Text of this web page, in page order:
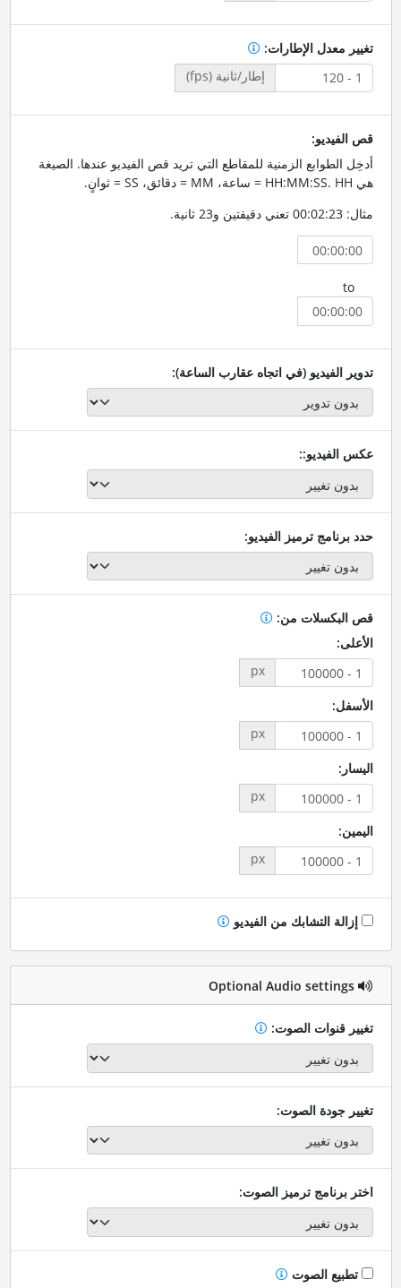
تغيير معدل الإطارات:
إطار/ثانية (fps)
قص الفيديو:
أدخِل الطوابع الزمنية للمقاطع التي تريد قص الفيديو عندها. الصيغة
هي HH:MM:SS. HH = ساعة، MM = دقائق، SS = ثوانٍ.
مثال: 00:02:23 تعني دقيقتين و23 ثانية.
to
تدوير الفيديو (في اتجاه عقارب الساعة):
عكس الفيديو::
حدد برنامج ترميز الفيديو:
قص البكسلات من:
الأعلى:
px
الأسفل:
px
اليسار:
px
اليمين:
px
إزالة التشابك من الفيديو
Optional Audio settings
تغيير قنوات الصوت:
تغيير جودة الصوت:
اختر برنامج ترميز الصوت:
تطبيع الصوت